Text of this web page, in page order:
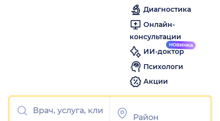
Диагностика
Онлайн-
консультации
ИИ-доктор
Психологи
Акции